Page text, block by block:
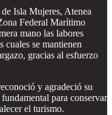
Isla Mujeres, Atenea
Federal Marítimo
mano las labores
cuales se mantienen
gracias al esfuerzo
y agradeció su
para conservar
el turismo.